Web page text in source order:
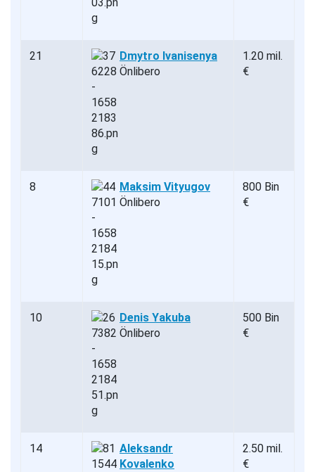
21
Dmytro Ivanisenya
Önlibero
1.20 mil.
€
8
Maksim Vityugov
Önlibero
800 Bin
€
10
Denis Yakuba
Önlibero
500 Bin
€
14
Aleksandr
Kovalenko
2.50 mil.
€